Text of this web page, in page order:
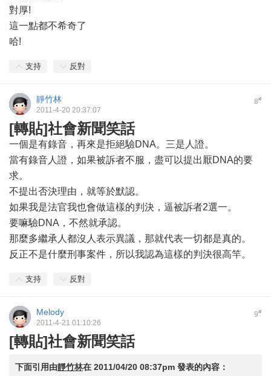
對厚!
這一點都不希奇了
哈!
支持 反對
8#
靜竹林
2011-4-20 20:37:07
[轉貼]社會新聞笑話
一個是有錄音，再來是拒絕驗DNA。三是人證。
當有錄音人證，如果被訴者不服，盡可以提出厭DNA的要
求。
不提出否決理由，就等於默認。
如果我是法官我也會做這樣的判決，逼被訴者2選一。
要嘛驗DNA，不然就承認。
那麼多繼承人都沒人表示異議，那就代表一切都是真的。
反正不是什麼刑事案件，所以我認為這樣的判決很高竿。
支持 反對
9#
Melody
2011-4-21 01:10:26
[轉貼]社會新聞笑話
下面引用由靜竹林在 2011/04/20 08:37pm 發表的內容：